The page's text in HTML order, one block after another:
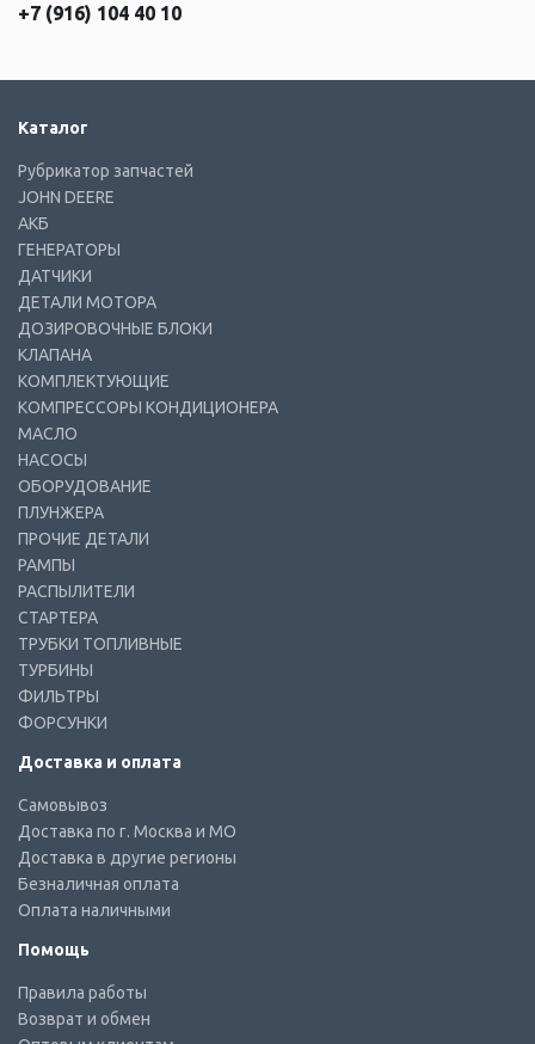
+7 (916) 104 40 10
Каталог
Рубрикатор запчастей
JOHN DEERE
АКБ
ГЕНЕРАТОРЫ
ДАТЧИКИ
ДЕТАЛИ МОТОРА
ДОЗИРОВОЧНЫЕ БЛОКИ
КЛАПАНА
КОМПЛЕКТУЮЩИЕ
КОМПРЕССОРЫ КОНДИЦИОНЕРА
МАСЛО
НАСОСЫ
ОБОРУДОВАНИЕ
ПЛУНЖЕРА
ПРОЧИЕ ДЕТАЛИ
РАМПЫ
РАСПЫЛИТЕЛИ
СТАРТЕРА
ТРУБКИ ТОПЛИВНЫЕ
ТУРБИНЫ
ФИЛЬТРЫ
ФОРСУНКИ
Доставка и оплата
Самовывоз
Доставка по г. Москва и МО
Доставка в другие регионы
Безналичная оплата
Оплата наличными
Помощь
Правила работы
Возврат и обмен